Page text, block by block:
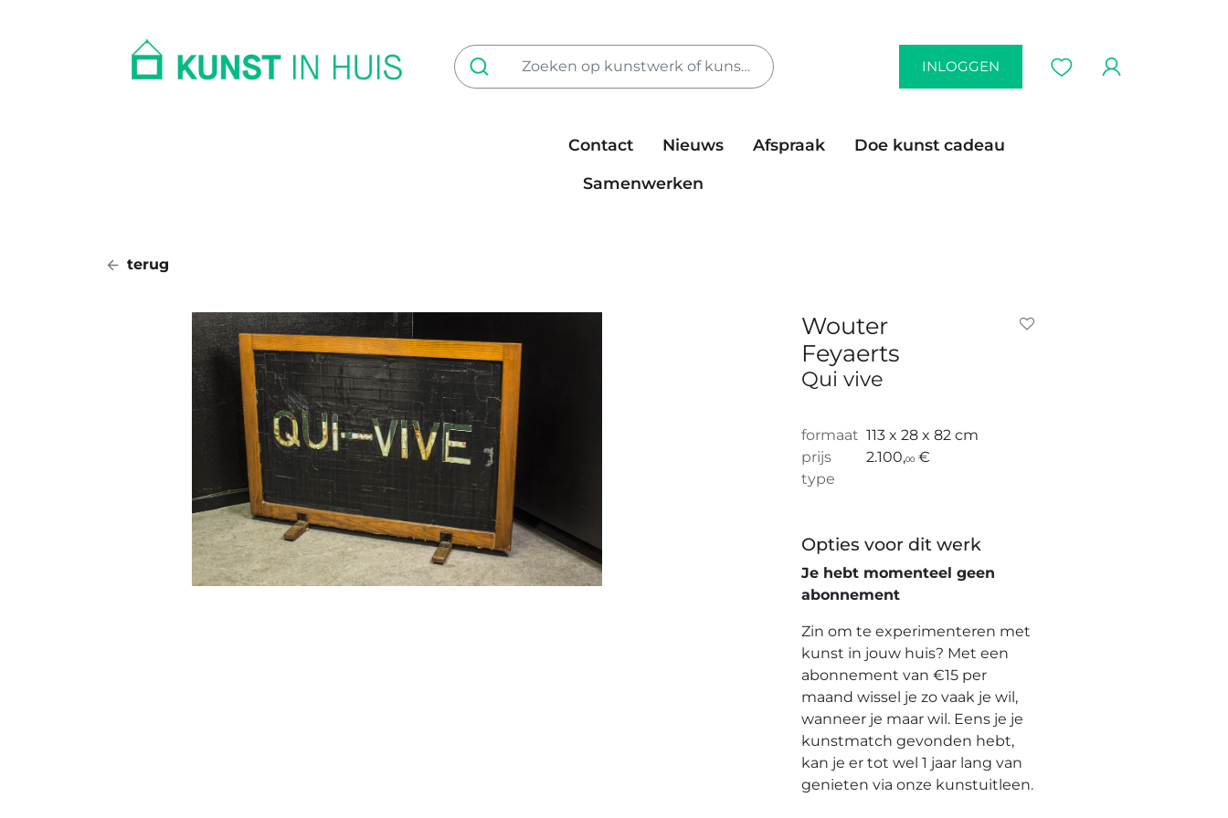
INLOGGEN
Contact Nieuws Afspraak
Doe kunst cadeau
Samenwerken
terug
Wouter
Feyaerts
Qui vive
formaat 113 x 28 x 82 cm
prijs
2.100,00 €
type
Opties voor dit werk
Je hebt momenteel geen
abonnement
Zin om te experimenteren met
kunst in jouw huis? Met een
abonnement van €15 per
maand wissel je zo vaak je wil,
wanneer je maar wil. Eens je je
kunstmatch gevonden hebt,
kan je er tot wel 1 jaar lang van
genieten via onze kunstuitleen.